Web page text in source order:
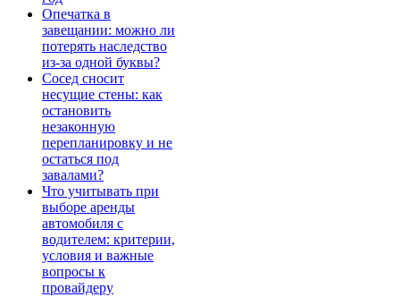
Опечатка в
завещании: можно ли
потерять наследство
из-за одной буквы?
Сосед сносит
несущие стены: как
остановить
незаконную
перепланировку и не
остаться под
завалами?
Что учитывать при
выборе аренды
автомобиля с
водителем: критерии,
условия и важные
вопросы к
провайдеру